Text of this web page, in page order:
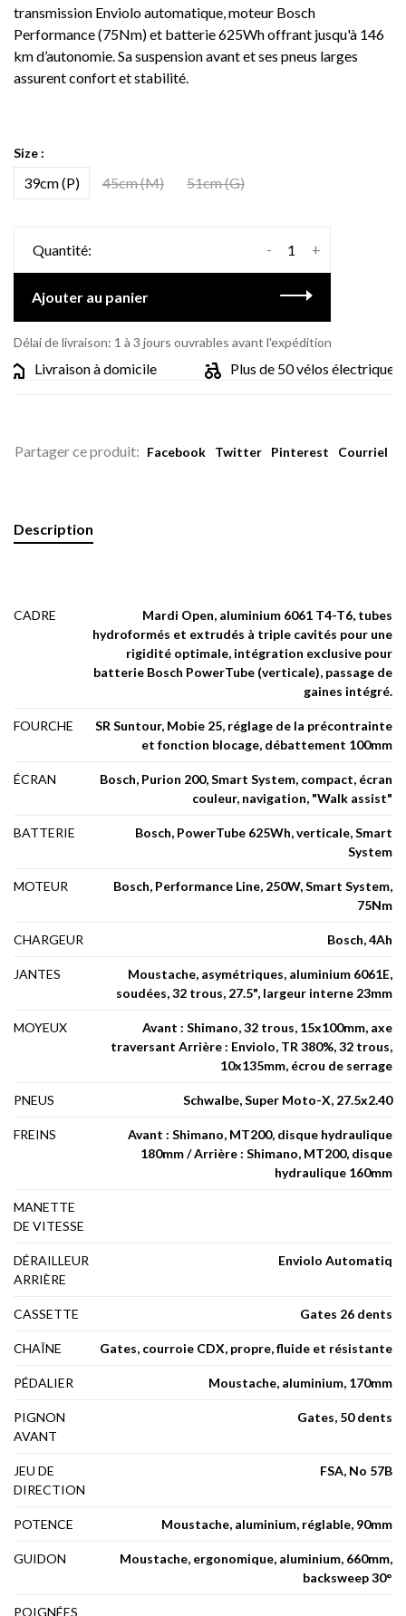
transmission Enviolo automatique, moteur Bosch
Performance (75Nm) et batterie 625Wh offrant jusqu'à 146
km d’autonomie. Sa suspension avant et ses pneus larges
assurent confort et stabilité.
Size :
39cm (P) 45cm (M) 51cm (G)
Quantité: +
-
Ajouter au panier
Délai de livraison: 1 à 3 jours ouvrables avant l'expédition
Livraison à domicile Plus de 50 vélos électriques
Partager ce produit: Facebook Twitter Pinterest Courriel
Description
CADRE
Mardi Open, aluminium 6061 T4-T6, tubes
hydroformés et extrudés à triple cavités pour une
rigidité optimale, intégration exclusive pour
batterie Bosch PowerTube (verticale), passage de
gaines intégré.
FOURCHE
SR Suntour, Mobie 25, réglage de la précontrainte
et fonction blocage, débattement 100mm
ÉCRAN
Bosch, Purion 200, Smart System, compact, écran
couleur, navigation, "Walk assist"
BATTERIE
Bosch, PowerTube 625Wh, verticale, Smart
System
MOTEUR
Bosch, Performance Line, 250W, Smart System,
75Nm
CHARGEUR Bosch, 4Ah
JANTES
Moustache, asymétriques, aluminium 6061E,
soudées, 32 trous, 27.5", largeur interne 23mm
MOYEUX
Avant : Shimano, 32 trous, 15x100mm, axe
traversant Arrière : Enviolo, TR 380%, 32 trous,
10x135mm, écrou de serrage
PNEUS Schwalbe, Super Moto-X, 27.5x2.40
FREINS
Avant : Shimano, MT200, disque hydraulique
180mm / Arrière : Shimano, MT200, disque
hydraulique 160mm
MANETTE
DE VITESSE
DÉRAILLEUR
ARRIÈRE
Enviolo Automatiq
CASSETTE Gates 26 dents
CHAÎNE Gates, courroie CDX, propre, fluide et résistante
PÉDALIER Moustache, aluminium, 170mm
PIGNON
AVANT
Gates, 50 dents
JEU DE
DIRECTION
FSA, No 57B
POTENCE Moustache, aluminium, réglable, 90mm
GUIDON
Moustache, ergonomique, aluminium, 660mm,
backsweep 30°
POIGNÉES